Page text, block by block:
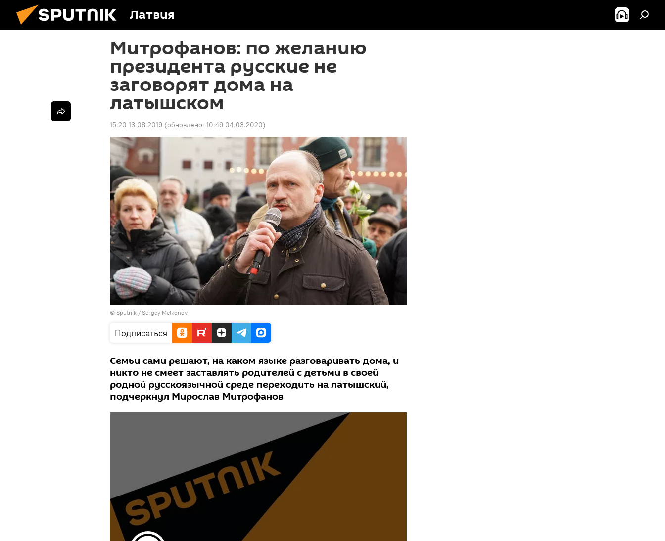
Латвия
Митрофанов: по желанию
президента русские не
заговорят дома на
латышском
15:20 13.08.2019 (обновлено: 10:49 04.03.2020)
© Sputnik / Sergey Melkonov
Подписаться
Семьи сами решают, на каком языке разговаривать дома, и
никто не смеет заставлять родителей с детьми в своей
родной русскоязычной среде переходить на латышский,
подчеркнул Мирослав Митрофанов